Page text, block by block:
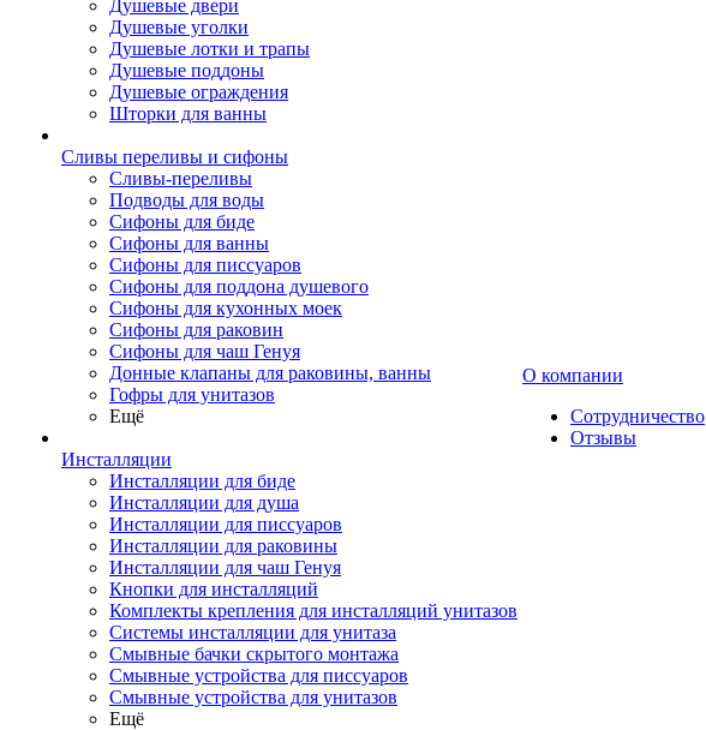
Душевые двери
Душевые уголки
Душевые лотки и трапы
Душевые поддоны
Душевые ограждения
Шторки для ванны
Сливы переливы и сифоны
Сливы-переливы
Подводы для воды
Сифоны для биде
Сифоны для ванны
Сифоны для писсуаров
Сифоны для поддона душевого
Сифоны для кухонных моек
Сифоны для раковин
Сифоны для чаш Генуя
Донные клапаны для раковины, ванны
Гофры для унитазов
Ещё
Инсталляции
Инсталляции для биде
Инсталляции для душа
Инсталляции для писсуаров
Инсталляции для раковины
Инсталляции для чаш Генуя
Кнопки для инсталляций
Комплекты крепления для инсталляций унитазов
Системы инсталляции для унитаза
Смывные бачки скрытого монтажа
Смывные устройства для писсуаров
Смывные устройства для унитазов
Ещё
О компании
Сотрудничество
Отзывы